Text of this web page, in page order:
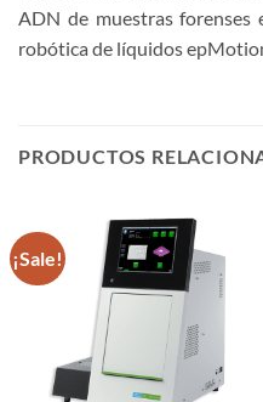
ADN de muestras forenses
robótica de líquidos
PRODUCTOS
¡Sale!